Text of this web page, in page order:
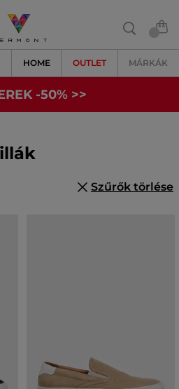
HOME OUTLET MÁRKÁK
-50% >>
Szűrők törlése